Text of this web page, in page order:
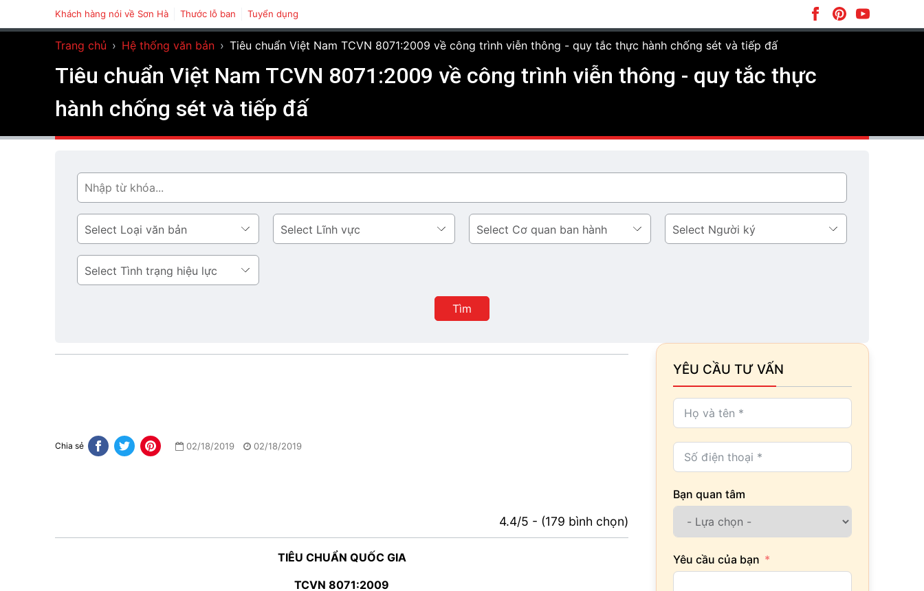
Khách hàng nói về Sơn Hà Thước lỗ ban Tuyển dụng
Trang chủ › Hệ thống văn bản › Tiêu chuẩn Việt Nam TCVN 8071:2009 về công trình viễn thông - quy tắc thực hành chống sét và tiếp đấ
Tiêu chuẩn Việt Nam TCVN 8071:2009 về công trình viễn thông - quy tắc thực
hành chống sét và tiếp đấ
Tìm
Loại
văn
bản
Lĩnh
vực
Cơ
quan
Người
ký
Tình
trạng
Tìm
Chia sẻ 02/18/2019 02/18/2019
4.4/5 - (179 bình chọn)
TIÊU CHUẨN QUỐC GIA
TCVN 8071:2009
YÊU CẦU TƯ VẤN
Bạn quan tâm
Yêu cầu của bạn